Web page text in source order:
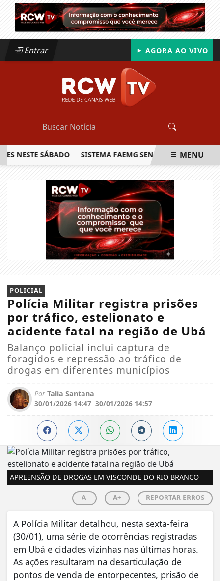
Entrar AGORA AO VIVO
SÁBADO SISTEMA FAEMG SENAR LANÇA O PRIMEIRO
MENU
POLICIAL
Polícia Militar registra prisões
por tráfico, estelionato e
acidente fatal na região de Ubá
Balanço policial inclui captura de
foragidos e repressão ao tráfico de
drogas em diferentes municípios
Por Talia Santana
30/01/2026 14:47 30/01/2026 14:57
APREENSÃO DE DROGAS EM VISCONDE DO RIO BRANCO
A- A+ REPORTAR ERROS
​A Polícia Militar detalhou, nesta sexta-feira
(30/01), uma série de ocorrências registradas
em Ubá e cidades vizinhas nas últimas horas.
As ações resultaram na desarticulação de
pontos de venda de entorpecentes, prisão de